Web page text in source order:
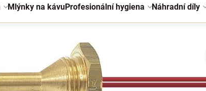
Mlýnky na kávuProfesionální hygiena Náhradní díly